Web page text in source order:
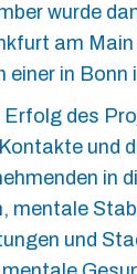
wurde
am Main
einer in Bonn
Erfolg des
und
in
mentale
und